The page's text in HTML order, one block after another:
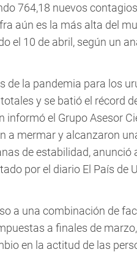
764,18 nuevos
aún es la más alta del
el 10 de abril, según un
de la pandemia para los
y se batió el récord
informó el Grupo Asesor
a mermar y alcanzaron
de estabilidad, anunció
por el diario El País de
a una combinación de
a finales de
en la actitud de las